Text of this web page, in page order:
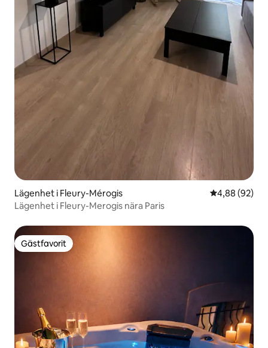
Lägenhet i Fleury-Mérogis 4,88 av 5 i
4,88 (92)
Lägenhet i Fleury-Merogis nära Paris
Gästfavorit
Gästfavorit